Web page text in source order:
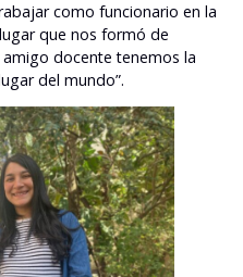
como funcionario en la
que nos formó de
docente tenemos la
del mundo”.